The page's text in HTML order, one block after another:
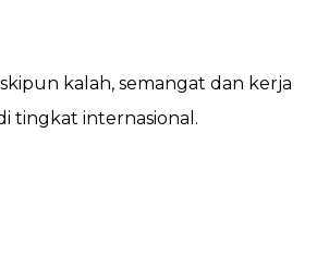
kalah, semangat dan kerja
tingkat internasional.